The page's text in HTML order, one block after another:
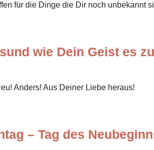
für die Dinge die Dir noch unbekannt
wie Dein Geist es
Anders! Aus Deiner Liebe heraus!
– Tag des